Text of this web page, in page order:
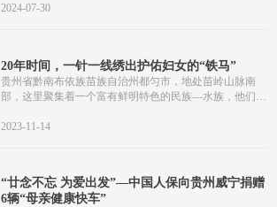
冕宁县、屏山县，主要开展基层医务人员培训、乡村义
22日-23日，绵阳、资阳两地率
2024-07-30
20年时间，一针一线绣出护佑妇女的“铁马”
贵州省黔南布依族苗族自治州都匀市，地处苗岭山脉南
部，这里聚集着一个富有鲜明特色的民族—水族，他们有
绣。心灵手巧的水族妇女把自己对大自然的热爱和对美好
2023-11-14
“廿念不忘 为爱出发”—中国人保向贵州威宁捐赠
6辆“母亲健康快车”